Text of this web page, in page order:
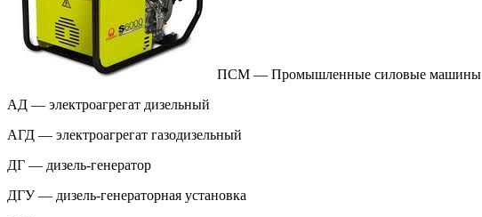
ПСМ — Промышленные силовые машины
АД — электроагрегат дизельный
АГД — электроагрегат газодизельный
ДГ — дизель-генератор
ДГУ — дизель-генераторная установка